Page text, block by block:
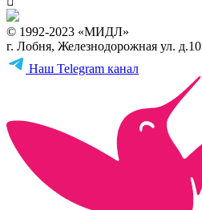
© 1992-2023 «МИДЛ»
г. Лобня, Железнодорожная ул. д.10
Наш Telegram канал